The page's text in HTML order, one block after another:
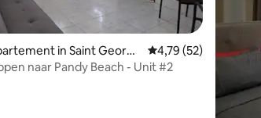
van 4,59 uit 5, 17 recensies
in Saint Georg
Gemiddelde
4,79 (52)
naar Pandy Beach - Unit #2